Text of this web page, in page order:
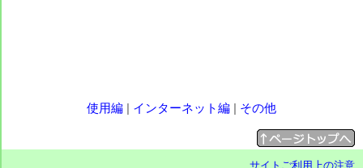
使用編 | インターネット編 | その他
サイトご利用上の注意